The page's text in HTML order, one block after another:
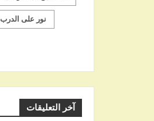
نور على الدرب
آخر التعليقات